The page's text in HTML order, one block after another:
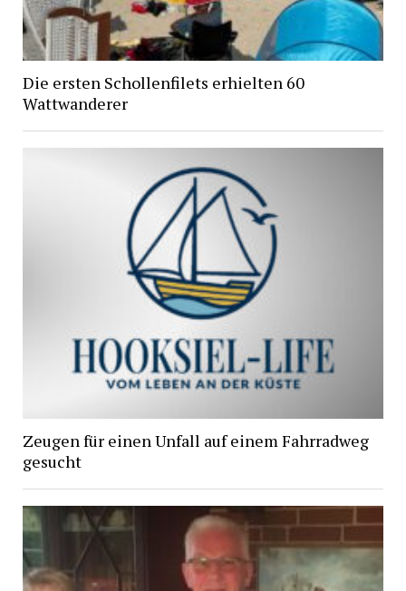
Die ersten Schollenfilets erhielten 60
Wattwanderer
Zeugen für einen Unfall auf einem Fahrradweg
gesucht